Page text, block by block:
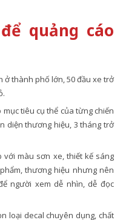
quảng cáo
ở thành phố lớn, 50 đầu xe trở
mục tiêu cụ thể của từng chiến
diện thương hiệu, 3 tháng trở
màu sơn xe, thiết kế sáng
thương hiệu nhưng nên
người xem dễ nhìn, dễ đọc
loại decal chuyên dụng, chất